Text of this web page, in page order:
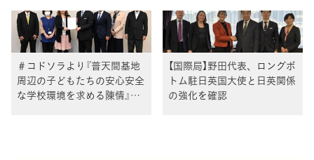
＃コドソラより『普天間基地
周辺の子どもたちの安心安全
な学校環境を求める陳情』を
【国際局】野田代表、ロングボ
トム駐日英国大使と日英関係
の強化を確認